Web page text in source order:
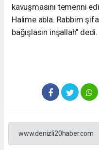
kavuşmasını temenni
Halime abla. Rabbim
bağışlasın inşallah" dedi.
www.denizli20haber.com